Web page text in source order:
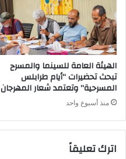
الهيئة العامة للسينما والمسرح
تبحث تحضيرات “أيام طرابلس
المسرحية” وتعتمد شعار المهرجان
منذ أسبوع واحد
اترك تعليقاً